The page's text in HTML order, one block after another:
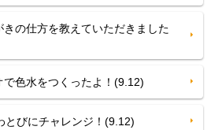
の仕方を教えていただきました
色水をつくったよ！(9.12)
びにチャレンジ！(9.12)